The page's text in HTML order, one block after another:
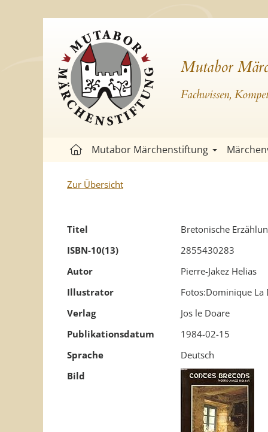
Mutabor
Fachwissen,
Mutabor Märchenstiftung
Zur Übersicht
Titel
Bretonische
ISBN-10(13)
2855430283
Autor
Pierre-Jakez Helias
Illustrator
Fotos:Dominique La
Verlag
Jos le Doare
Publikationsdatum
1984-02-15
Sprache
Deutsch
Bild